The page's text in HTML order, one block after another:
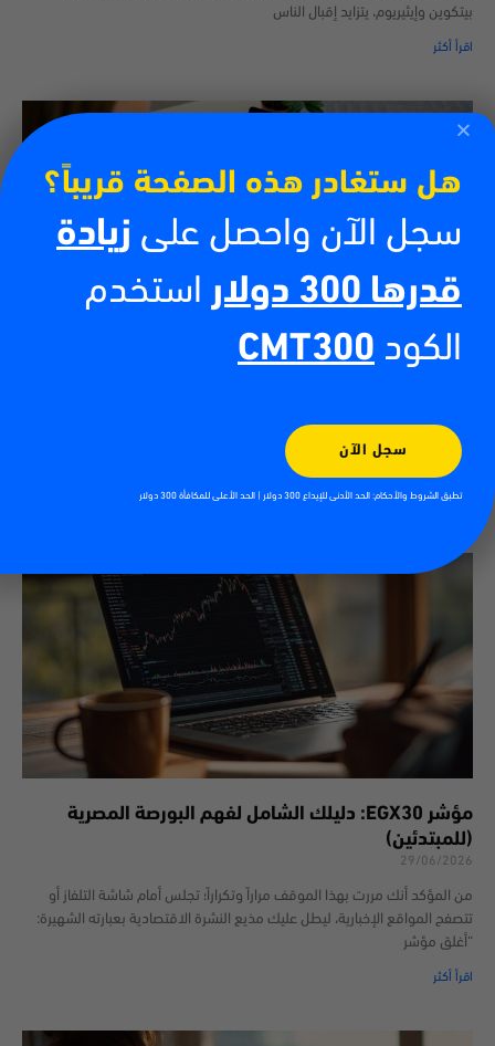
بيتكوين وإيثيريوم، يتزايد إقبال الناس
اقرأ أكثر
كيفية تداول العملات الرقمية
في الأسواق المالية العالمية. فمن البيتكوين والإيثيريوم إلى آلاف العملات
الرقمية الأخرى، أصبح
اقرأ أكثر
مؤشر EGX30: دليلك الشامل لفهم البورصة المصرية
(للمبتدئين)
29/06/2026
من المؤكد أنك مررت بهذا الموقف مراراً وتكراراً؛ تجلس أمام شاشة التلفاز أو
تتصفح المواقع الإخبارية، ليطل عليك مذيع النشرة الاقتصادية بعبارته الشهيرة:
“أغلق مؤشر
اقرأ أكثر
هل ستغادر هذه الصفحة قريباً؟
سجل الآن واحصل على زيادة
قدرها 300 دولار
استخدم
الكود CMT300
سجل الآن
تطبق الشروط والأحكام: الحد الأدنى للإيداع 300 دولار | الحد الأعلى للمكافأة 300 دولار